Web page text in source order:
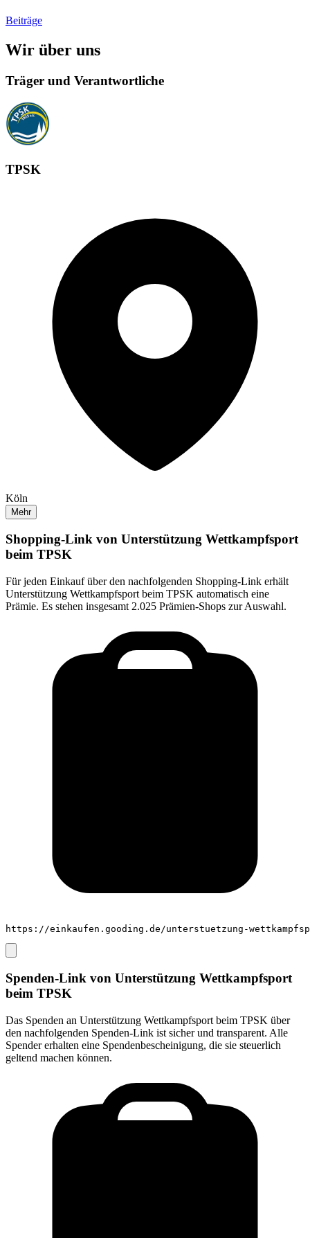
Beiträge
Wir über uns
Träger und Verantwortliche
TPSK
Köln
Mehr
Shopping-Link von Unterstützung Wettkampfsport
beim TPSK
Für jeden Einkauf über den nachfolgenden Shopping-Link erhält
Unterstützung Wettkampfsport beim TPSK automatisch eine
Prämie. Es stehen insgesamt 2.025 Prämien-Shops zur Auswahl.
https://einkaufen.gooding.de/unterstuetzung-
Spenden-Link von Unterstützung Wettkampfsport
beim TPSK
Das Spenden an Unterstützung Wettkampfsport beim TPSK über
den nachfolgenden Spenden-Link ist sicher und transparent. Alle
Spender erhalten eine Spendenbescheinigung, die sie steuerlich
geltend machen können.